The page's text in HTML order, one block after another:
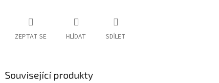
ZEPTAT SE HLÍDAT SDÍLET
Související produkty